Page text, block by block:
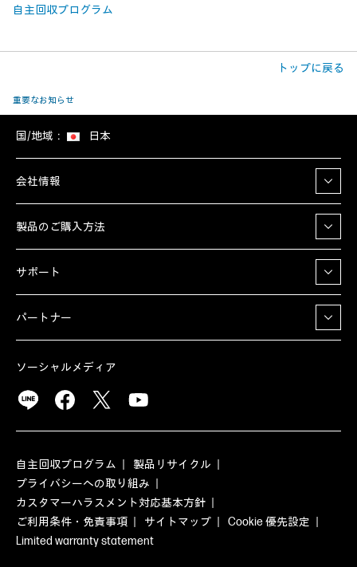
自主回収プログラム
トップに戻る
重要なお知らせ
国/地域： 日本
会社情報
製品のご購入方法
サポート
パートナー
ソーシャルメディア
自主回収プログラム
製品リサイクル
プライバシーへの取り組み
カスタマーハラスメント対応基本方針
ご利用条件・免責事項
サイトマップ
Cookie 優先設定
Limited warranty statement